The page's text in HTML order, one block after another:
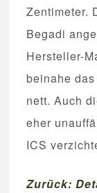
Zentimeter.
Begadi
Hersteller-
beinahe
nett. Auch
eher
ICS
Zurück: